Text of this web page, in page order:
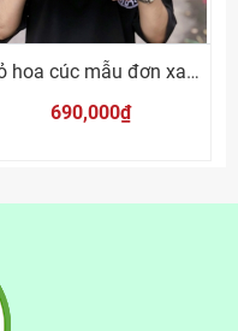
Giỏ hoa cúc mẫu đơn xanh
690,000₫